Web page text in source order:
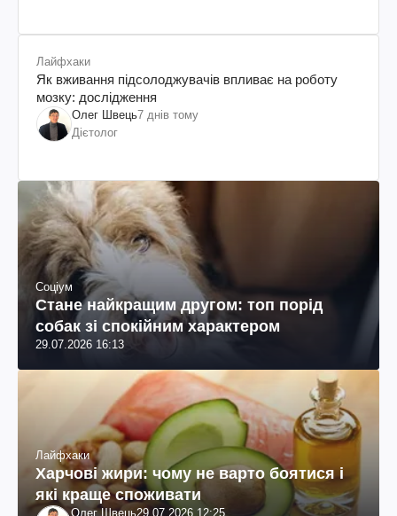
Лайфхаки
Як вживання підсолоджувачів впливає на роботу
мозку: дослідження
Олег Швець7 днів тому
Дієтолог
Соціум
Стане найкращим другом: топ порід
собак зі спокійним характером
29.07.2026 16:13
Лайфхаки
Харчові жири: чому не варто боятися і
які краще споживати
Олег Швець29.07.2026 12:25